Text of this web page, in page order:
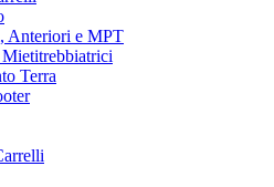
Anteriori e MPT
Terra